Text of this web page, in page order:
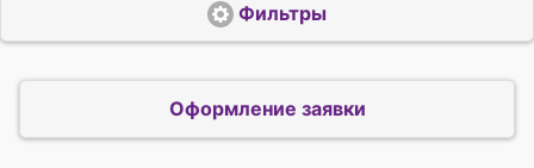
Фильтры
Оформление заявки